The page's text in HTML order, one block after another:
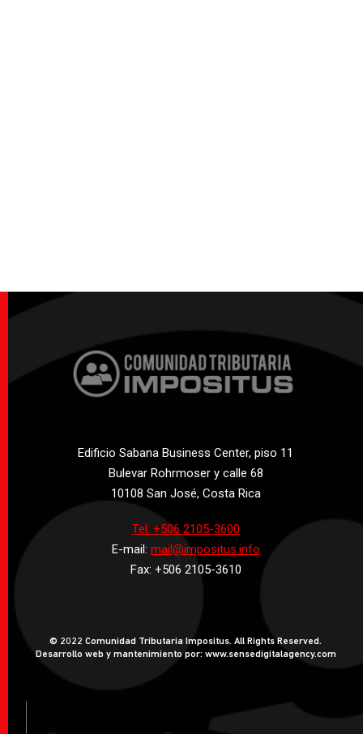
Edificio Sabana Business Center, piso 11
Bulevar Rohrmoser y calle 68
10108 San José, Costa Rica
Tel: +506 2105-3600
E-mail: mail@impositus.info
Fax: +506 2105-3610
© 2022 Comunidad Tributaria Impositus. All Rights Reserved.
Desarrollo web y mantenimiento por: www.sensedigitalagency.com